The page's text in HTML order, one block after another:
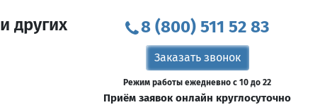
других
8 (800) 511 52 83
Заказать звонок
Режим работы ежедневно с 10 до 22
Приём заявок онлайн круглосуточно